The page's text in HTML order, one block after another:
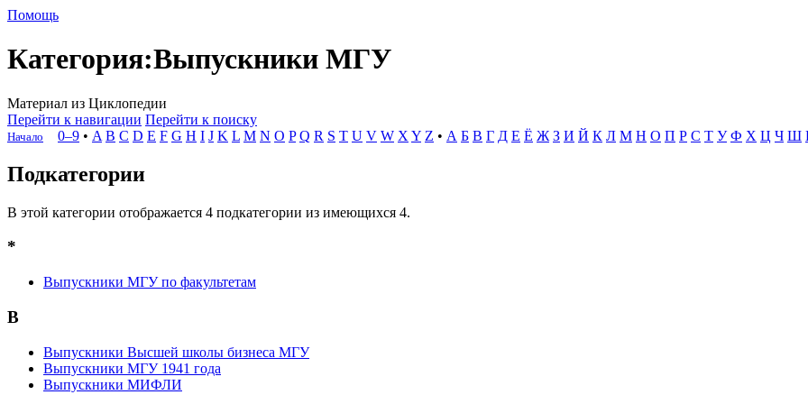
Помощь
Категория:Выпускники МГУ
Материал из Циклопедии
Перейти к навигации Перейти к поиску
Начало 0–9 • A B C D E F G H I J K L M N O P Q R S T U V W X Y Z • А Б В Г Д Е Ё Ж З И Й К Л М Н О П Р С Т У Ф Х Ц Ч Ш
Подкатегории
В этой категории отображается 4 подкатегории из имеющихся 4.
*
Выпускники МГУ по факультетам
В
Выпускники Высшей школы бизнеса МГУ
Выпускники МГУ 1941 года
Выпускники МИФЛИ